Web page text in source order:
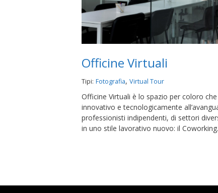
Officine Virtuali
Tipi: Fotografia, Virtual Tour
Officine Virtuali è lo spazio per coloro
innovativo e tecnologicamente
professionisti indipendenti, di settori
in uno stile lavorativo nuovo: il